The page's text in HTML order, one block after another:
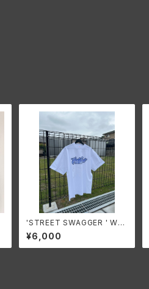
'STREET SWAGGER ' WEE
KEND logo T-shirt 【Blue
×White】2025 S/S
¥6,000